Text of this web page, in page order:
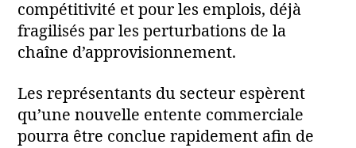
compétitivité et pour les emplois, déjà
fragilisés par les perturbations de la
chaîne d’approvisionnement.
Les représentants du secteur espèrent
qu’une nouvelle entente commerciale
pourra être conclue rapidement afin de